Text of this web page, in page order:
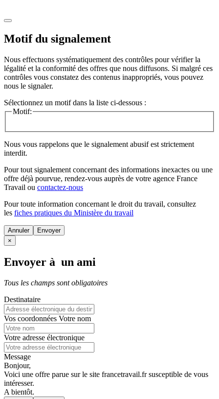
Motif du signalement
Nous effectuons systématiquement des contrôles pour vérifier la
légalité et la conformité des offres que nous diffusons. Si malgré ces
contrôles vous constatez des contenus inappropriés, vous pouvez
nous le signaler.
Sélectionnez un motif dans la liste ci-dessous :
Motif:
Nous vous rappelons que le signalement abusif est strictement
interdit.
Pour tout signalement concernant des informations inexactes ou une
offre déjà pourvue, rendez-vous auprès de votre agence France
Travail ou contactez-nous
Pour toute information concernant le droit du travail, consultez
les fiches pratiques du Ministère du travail
Annuler
×
Envoyer à un ami
Tous les champs sont obligatoires
Destinataire
Vos coordonnées Votre nom
Votre adresse électronique
Message
Bonjour,
Voici une offre parue sur le site francetravail.fr susceptible de vous
intéresser.
A bientôt.